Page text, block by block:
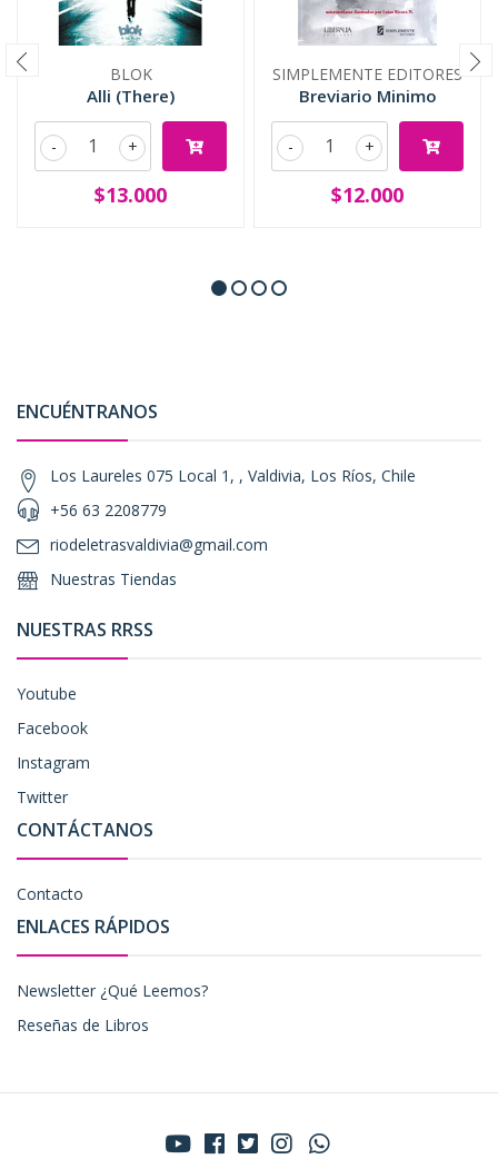
BLOK
Alli (There)
+
-
$13.000
SIMPLEMENTE EDITORES
Breviario Minimo
+
-
$12.000
ENCUÉNTRANOS
Los Laureles 075 Local 1, , Valdivia, Los Ríos, Chile
+56 63 2208779
riodeletrasvaldivia@gmail.com
Nuestras Tiendas
NUESTRAS RRSS
Youtube
Facebook
Instagram
Twitter
CONTÁCTANOS
Contacto
ENLACES RÁPIDOS
Newsletter ¿Qué Leemos?
Reseñas de Libros